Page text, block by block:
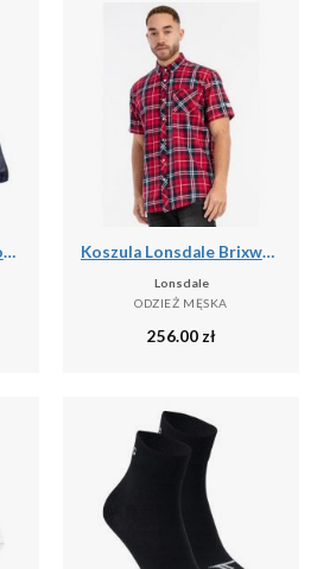
Kurtka Przeciwdeszczowa Męska Stormbreak Koszula Lonsdale Brixworth
Lonsdale
ODZIEŻ MĘSKA
256.00zł